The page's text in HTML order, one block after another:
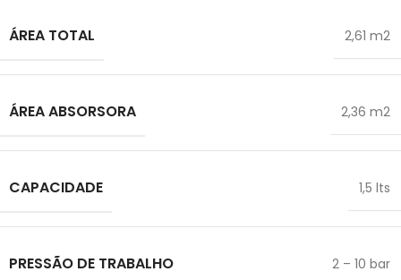
ÁREA TOTAL 2,61 m2
ÁREA ABSORSORA 2,36 m2
CAPACIDADE 1,5 lts
PRESSÃO DE TRABALHO 2 – 10 bar